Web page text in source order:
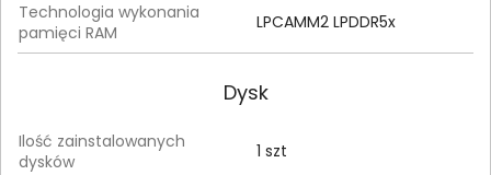
Technologia wykonania
pamięci RAM
LPCAMM2 LPDDR5x
Dysk
Ilość zainstalowanych
dysków
1 szt